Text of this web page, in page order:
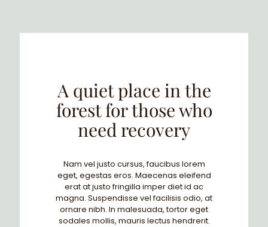
A quiet place in the
forest for those who
need recovery
Nam vel justo cursus, faucibus lorem
eget, egestas eros. Maecenas eleifend
erat at justo fringilla imper diet id ac
magna. Suspendisse vel facilisis odio, at
ornare nibh. In malesuada, tortor eget
sodales mollis, mauris lectus hendrerit.